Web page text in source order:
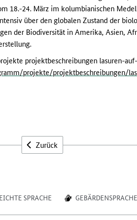
18.-24. März im kolumbianischen
über den globalen Zustand der
der Biodiversität in Amerika, Asien,
projektbeschreibungen lasuren-
projekte/projektbeschreibungen/
Zurück
SPRACHE GEBÄRDENSPRACHE